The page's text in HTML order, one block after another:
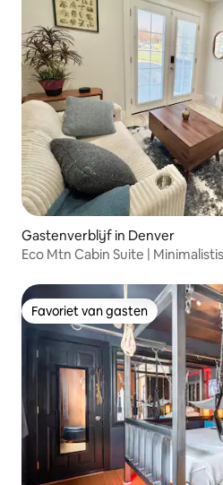
Gastenverblijf in Denver
Eco Mtn Cabin Suite |
Favoriet van gasten
Favoriet van gasten